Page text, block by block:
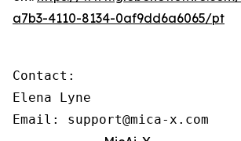
a7b3-4110-8134-0af9dd6a6065/pt
Contact:
Elena Lyne
Email: support@mica-x.com